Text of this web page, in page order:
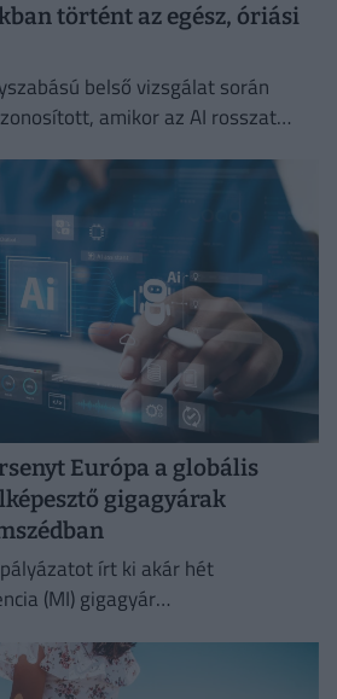
történt az egész, óriási
belső vizsgálat során
amikor az AI rosszat
Európa a globális
gigagyárak
írt ki akár hét
(MI) gigagyár
létrehozni